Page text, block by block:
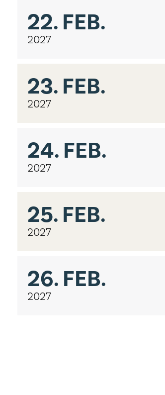
22. FEB.
2027
23. FEB.
2027
24. FEB.
2027
25. FEB.
2027
26. FEB.
2027